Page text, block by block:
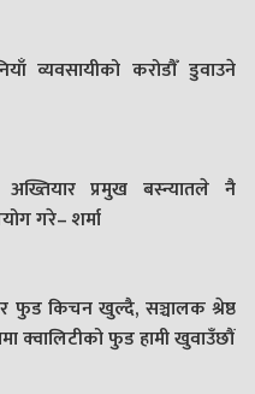
व्यवसायीको करोडौँ डुवाउने
अख्तियार प्रमुख बस्न्यातले नै
गरे– शर्मा
फुड किचन खुल्दै, सञ्चालक श्रेष्ठ
क्वालिटीको फुड हामी खुवाउँछौं